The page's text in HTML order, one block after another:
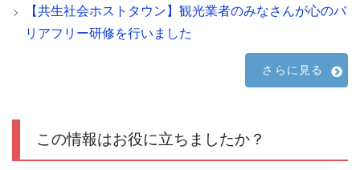
【共生社会ホストタウン】観光業者のみなさんが心のバ
リアフリー研修を行いました
さらに見る
この情報はお役に立ちましたか？